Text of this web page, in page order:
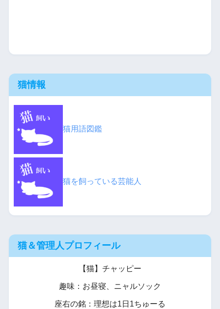
猫情報
猫用語図鑑
猫を飼っている芸能人
猫＆管理人プロフィール
【猫】チャッピー
趣味：お昼寝、ニャルソック
座右の銘：理想は1日1ちゅーる